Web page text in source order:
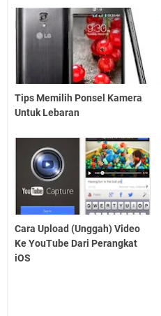
Tips Memilih Ponsel Kamera
Untuk Lebaran
Cara Upload (Unggah) Video
Ke YouTube Dari Perangkat
iOS